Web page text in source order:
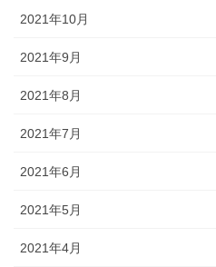
2021年10月
2021年9月
2021年8月
2021年7月
2021年6月
2021年5月
2021年4月